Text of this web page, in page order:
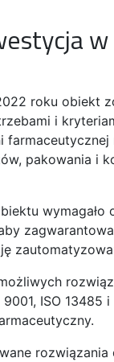
roku obiekt
i
pakowania i
ISO